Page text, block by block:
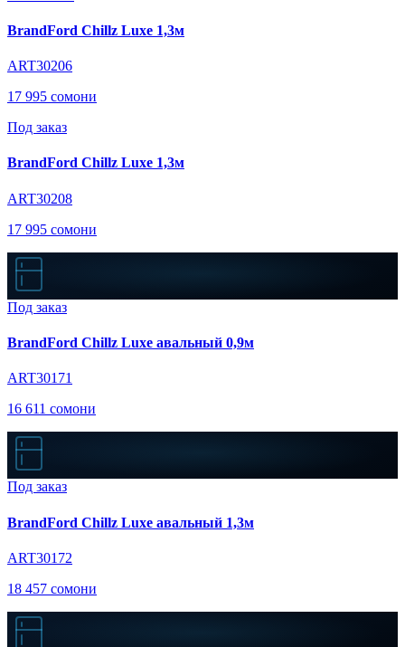
BrandFord Chillz Luxe 1,3м
ART30206
17 995 сомони
Под заказ
BrandFord Chillz Luxe 1,3м
ART30208
17 995 сомони
Под заказ
BrandFord Chillz Luxe авальный 0,9м
ART30171
16 611 сомони
Под заказ
BrandFord Chillz Luxe авальный 1,3м
ART30172
18 457 сомони